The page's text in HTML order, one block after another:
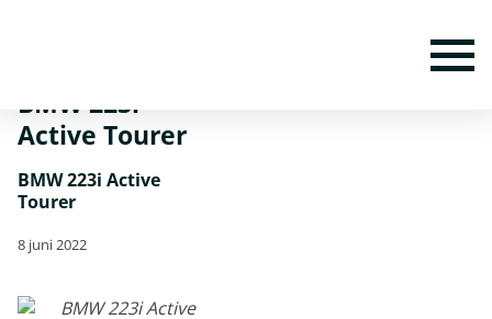
BMW 223i
Active Tourer
BMW 223i Active
Tourer
8 juni 2022